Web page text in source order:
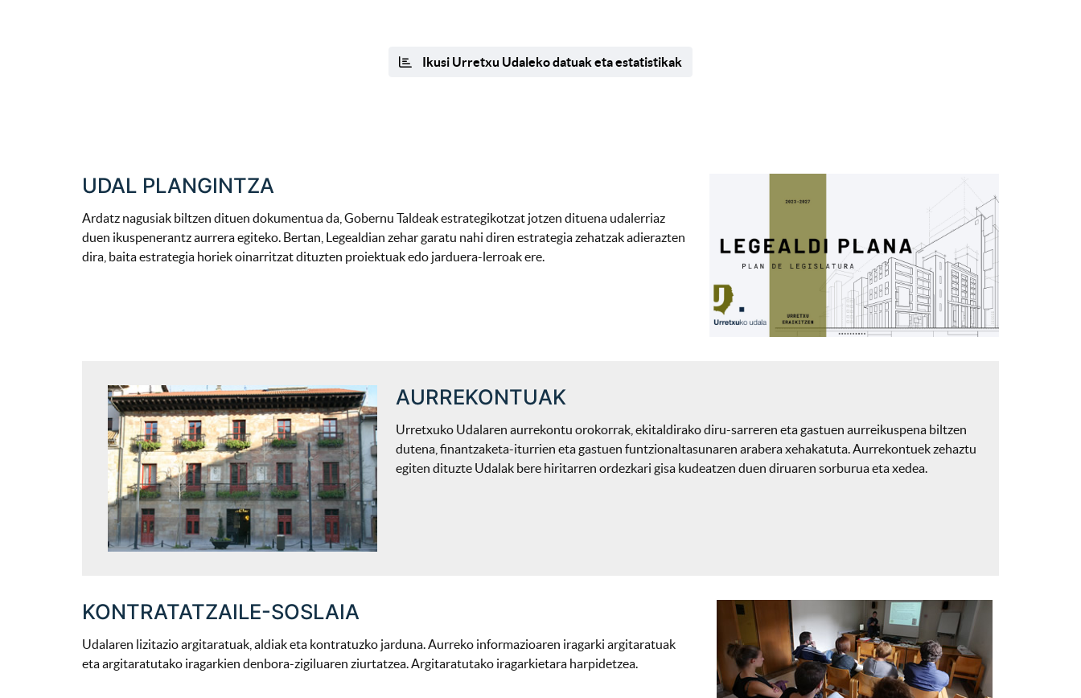
Ikusi Urretxu Udaleko datuak eta estatistikak
UDAL PLANGINTZA
Ardatz nagusiak biltzen dituen dokumentua da, Gobernu Taldeak estrategikotzat jotzen dituena udalerriaz
duen ikuspenerantz aurrera egiteko. Bertan, Legealdian zehar garatu nahi diren estrategia zehatzak adierazten
dira, baita estrategia horiek oinarritzat dituzten proiektuak edo jarduera-lerroak ere.
AURREKONTUAK
Urretxuko Udalaren aurrekontu orokorrak, ekitaldirako diru-sarreren eta gastuen aurreikuspena biltzen
dutena, finantzaketa-iturrien eta gastuen funtzionaltasunaren arabera xehakatuta. Aurrekontuek zehaztu
egiten dituzte Udalak bere hiritarren ordezkari gisa kudeatzen duen diruaren sorburua eta xedea.
KONTRATATZAILE-SOSLAIA
Udalaren lizitazio argitaratuak, aldiak eta kontratuzko jarduna. Aurreko informazioaren iragarki argitaratuak
eta argitaratutako iragarkien denbora-zigiluaren ziurtatzea. Argitaratutako iragarkietara harpidetzea.